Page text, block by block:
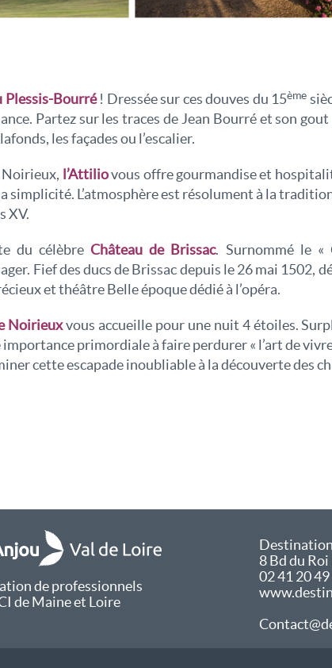
Plessis-Bourré! Dressée sur ces douves du 15ème
Partez sur les traces de Jean Bourré et son
les façades ou l’escalier.
Noirieux, l’Attiliovous offre gourmandise et
simplicité. L’atmosphère est résolument à la
XV.
du célèbreChâteau de Brissac. Surnommé le «
Fief des ducs de Brissac depuis le 26 mai 1502,
et théâtre Belle époque dédié à l’opéra.
Noirieuxvous accueille pour une nuit 4 étoiles.
primordiale à faire perdurer « l’art de
cette escapade inoubliable à la découverte des
de professionnels
de Maine et Loire
8 Bd du
02 41 20